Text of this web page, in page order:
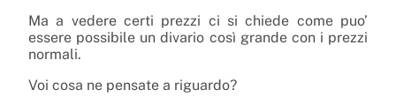
Ma a vedere certi prezzi ci si chiede come puo’
essere possibile un divario così grande con i prezzi
normali.
Voi cosa ne pensate a riguardo?